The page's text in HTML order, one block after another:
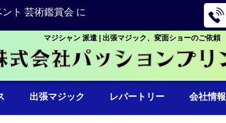
ト 芸術鑑賞会 に
マジシャン 派遣 | 出張マジック、変面ショーのご依頼
出張マジック レパートリー 会社情報